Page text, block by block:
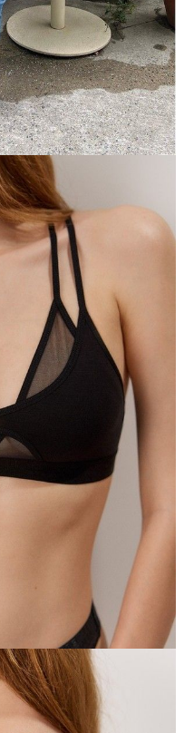
LBE 2499, r.170-84/XS, czarny
LBE 2499, r.170-84/XS, czarny
i elastycznej siateczki
swobodzie ruchów, komforcie i